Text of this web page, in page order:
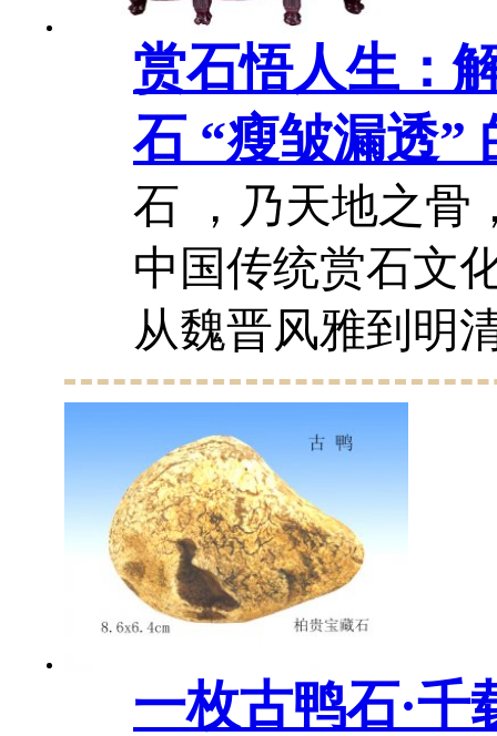
赏石悟人生：
石 “瘦皱漏透”
思…
石 ，乃天地之骨
中国传统赏石文
从魏晋风雅到明
奇石承载着文人
求，更凝练出瘦
四字千古审美准
单四个汉字，...
一枚古鸭石·千